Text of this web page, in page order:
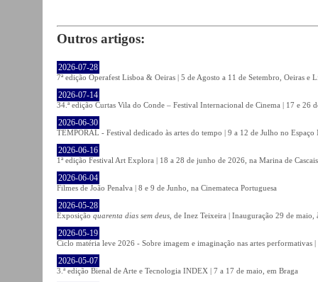
Outros artigos:
2026-07-28
7ª edição Operafest Lisboa & Oeiras | 5 de Agosto a 11 de Setembro, Oeiras e
2026-07-14
34.ª edição Curtas Vila do Conde – Festival Internacional de Cinema | 17 e 26
2026-06-30
TEMPORAL - Festival dedicado às artes do tempo | 9 a 12 de Julho no
2026-06-16
1ª edição Festival Art Explora | 18 a 28 de junho de 2026, na Marina de Cascais
2026-06-04
Filmes de João Penalva | 8 e 9 de Junho, na Cinemateca Portuguesa
2026-05-28
Exposição quarenta dias sem deus , de Inez Teixeira | Inauguração 29 de
2026-05-19
Ciclo matéria leve 2026 - Sobre imagem e imaginação nas artes
2026-05-07
3.ª edição Bienal de Arte e Tecnologia INDEX | 7 a 17 de maio, em Braga